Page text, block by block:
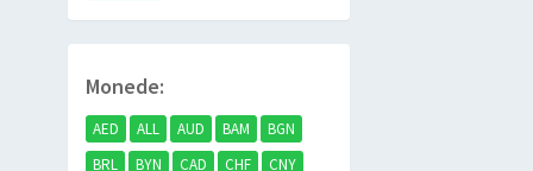
Monede:
AED ALL AUD BAM
BGN
BRL
BYN CAD CHF
CNY